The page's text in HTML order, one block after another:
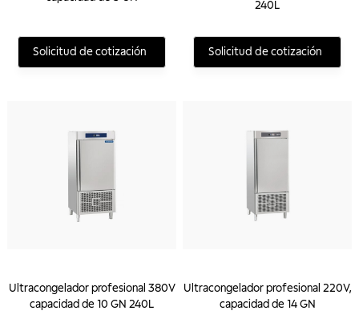
Solicitud de cotización
240L
Solicitud de cotización
Ultracongelador profesional 380V
capacidad de 10 GN 240L
Ultracongelador profesional 220V,
capacidad de 14 GN